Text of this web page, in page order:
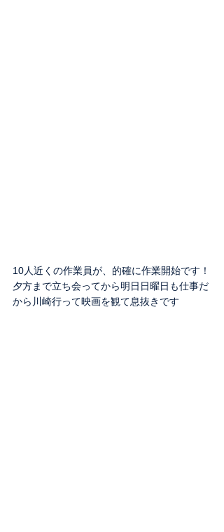
10人近くの作業員が、的確に作業開始です！
夕方まで立ち会ってから明日日曜日も仕事だ
から川崎行って映画を観て息抜きです